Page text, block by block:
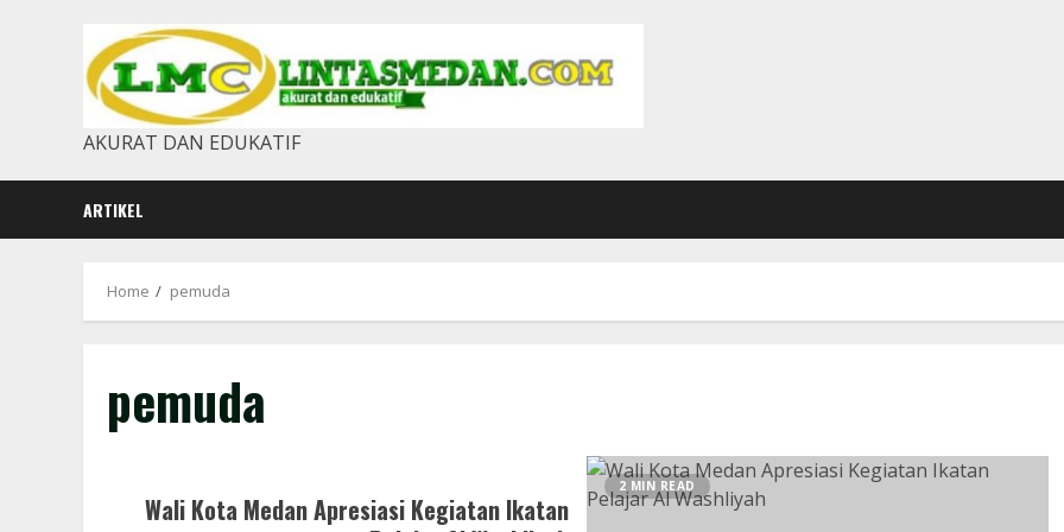
AKURAT DAN EDUKATIF
ARTIKEL
Home pemuda
pemuda
2 MIN READ
Wali Kota Medan Apresiasi Kegiatan Ikatan